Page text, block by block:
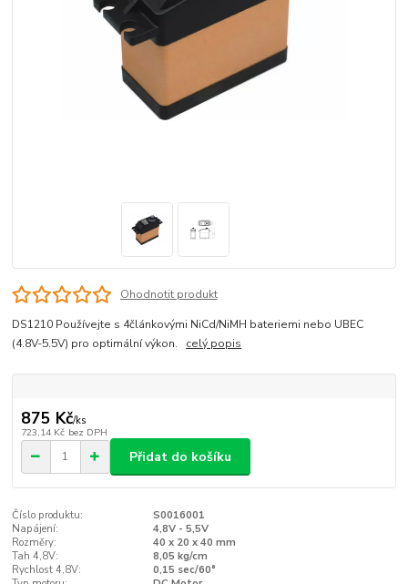
Ohodnotit produkt
DS1210 Používejte s 4článkovými NiCd/NiMH bateriemi nebo UBEC
(4.8V-5.5V) pro optimální výkon. celý popis
875 Kč/ks
723,14 Kč bez DPH
Přidat do košíku
Číslo produktu:
S0016001
Napájení:
4,8V - 5,5V
Rozměry:
40 x 20 x 40 mm
Tah 4,8V:
8,05 kg/cm
Rychlost 4,8V:
0,15 sec/60°